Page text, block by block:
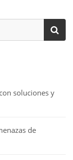
soluciones y
de